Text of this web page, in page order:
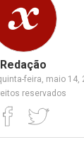
Redação
feira, maio 14,
reservados